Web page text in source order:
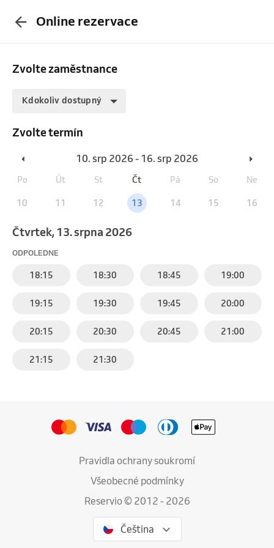
Online rezervace
Zvolte zaměstnance
Kdokoliv dostupný
Zvolte termín
10. srp 2026 - 16. srp 2026
Po Út St Čt Pá So Ne
10 11 12 13 14 15 16
čtvrtek, 13. srpna 2026
ODPOLEDNE
18:15 18:30 18:45 19:00
19:15 19:30 19:45 20:00
20:15 20:30 20:45 21:00
21:15 21:30
Pravidla ochrany soukromí
Všeobecné podmínky
Reservio © 2012 - 2026
Čeština